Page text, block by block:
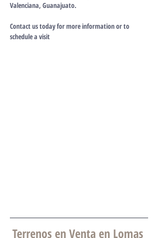
Valenciana, Guanajuato.
Contact us today for more information or to
schedule a visit
Terrenos en Venta en Lomas